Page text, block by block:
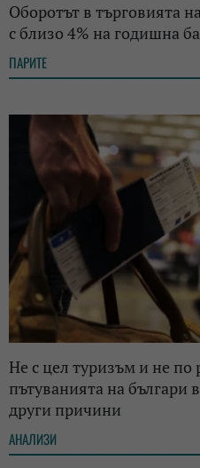
Оборотът в търговията
с близо 4% на годишна
ПАРИТЕ
Не с цел туризъм и не
пътуванията на българи
други причини
АНАЛИЗИ